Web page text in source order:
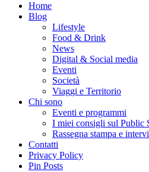
Home
Blog
Lifestyle
Food & Drink
News
Digital & Social media
Eventi
Società
Viaggi e Territorio
Chi sono
Eventi e programmi
I miei consigli sul Public
Rassegna stampa e
Contatti
Privacy Policy
Pin Posts